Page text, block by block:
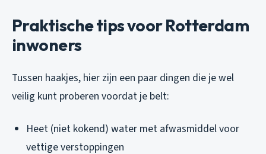
Praktische tips voor Rotterdam
inwoners
Tussen haakjes, hier zijn een paar dingen die je wel
veilig kunt proberen voordat je belt:
Heet (niet kokend) water met afwasmiddel voor
vettige verstoppingen